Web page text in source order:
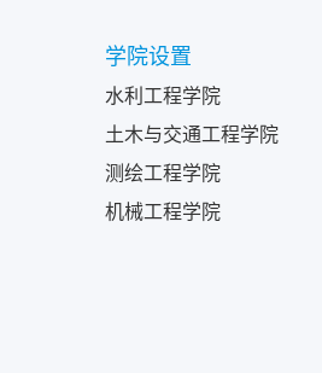
学院设置
水利工程学院
土木与交通工程学院
测绘工程学院
机械工程学院